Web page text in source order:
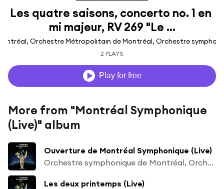
Les quatre saisons, concerto no. 1 en
mi majeur, RV 269 "Le ...
Orchestre Métropolitain de Montréal, Orchestre
2 PLAYS
Play for free
More from "Montréal Symphonique
(Live)" album
Ouverture de Montréal Symphonique (Live)
Orchestre symphonique de Montréal, Orchestre Métropolitain de Montréal, Orchestre symphonique de McGill & Simon Leclerc
Les deux printemps (Live)